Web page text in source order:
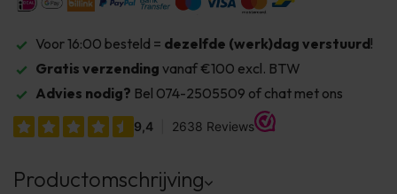
Voor 16:00 besteld = dezelfde (werk)dag verstuurd!
Gratis verzending vanaf €100 excl. BTW
Advies nodig? Bel 074-2505509 of chat met ons
Productomschrijving